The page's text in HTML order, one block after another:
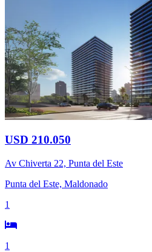
USD 210.050
Av Chiverta 22, Punta del Este
Punta del Este, Maldonado
1
1